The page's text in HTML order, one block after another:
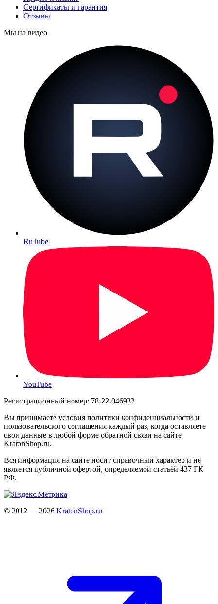
Сертификаты и гарантия
Отзывы
Мы на видео
RuTube
YouTube
Регистрационный номер: 78-22-046932
Вы принимаете условия политики конфиденциальности и
пользовательского соглашения каждый раз, когда оставляете
свои данные в любой форме обратной связи на сайте
KratonShop.ru.
Вся информация на сайте носит справочный характер и не
является публичной офертой, определяемой статьёй 437 ГК
РФ.
© 2012 — 2026 KratonShop.ru